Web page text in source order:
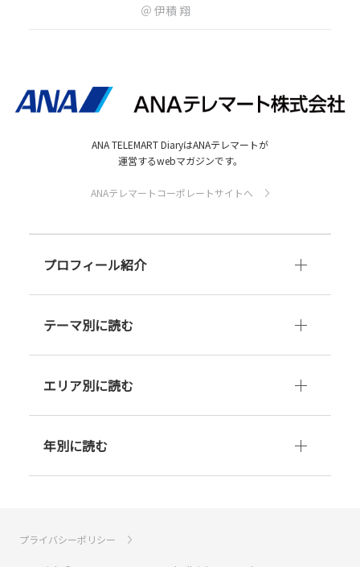
伊積 翔
ANA TELEMART DiaryはANAテレマートが
運営するwebマガジンです。
ANAテレマートコーポレートサイトへ
プロフィール紹介
テーマ別に読む
エリア別に読む
年別に読む
プライバシーポリシー